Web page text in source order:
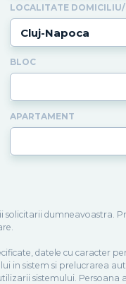
LOCALITATE DOMICILIU/
BLOC
APARTAMENT
solicitarii dumneavoastra.
datele cu caracter
in sistem si prelucrarea
sistemului. Persoana